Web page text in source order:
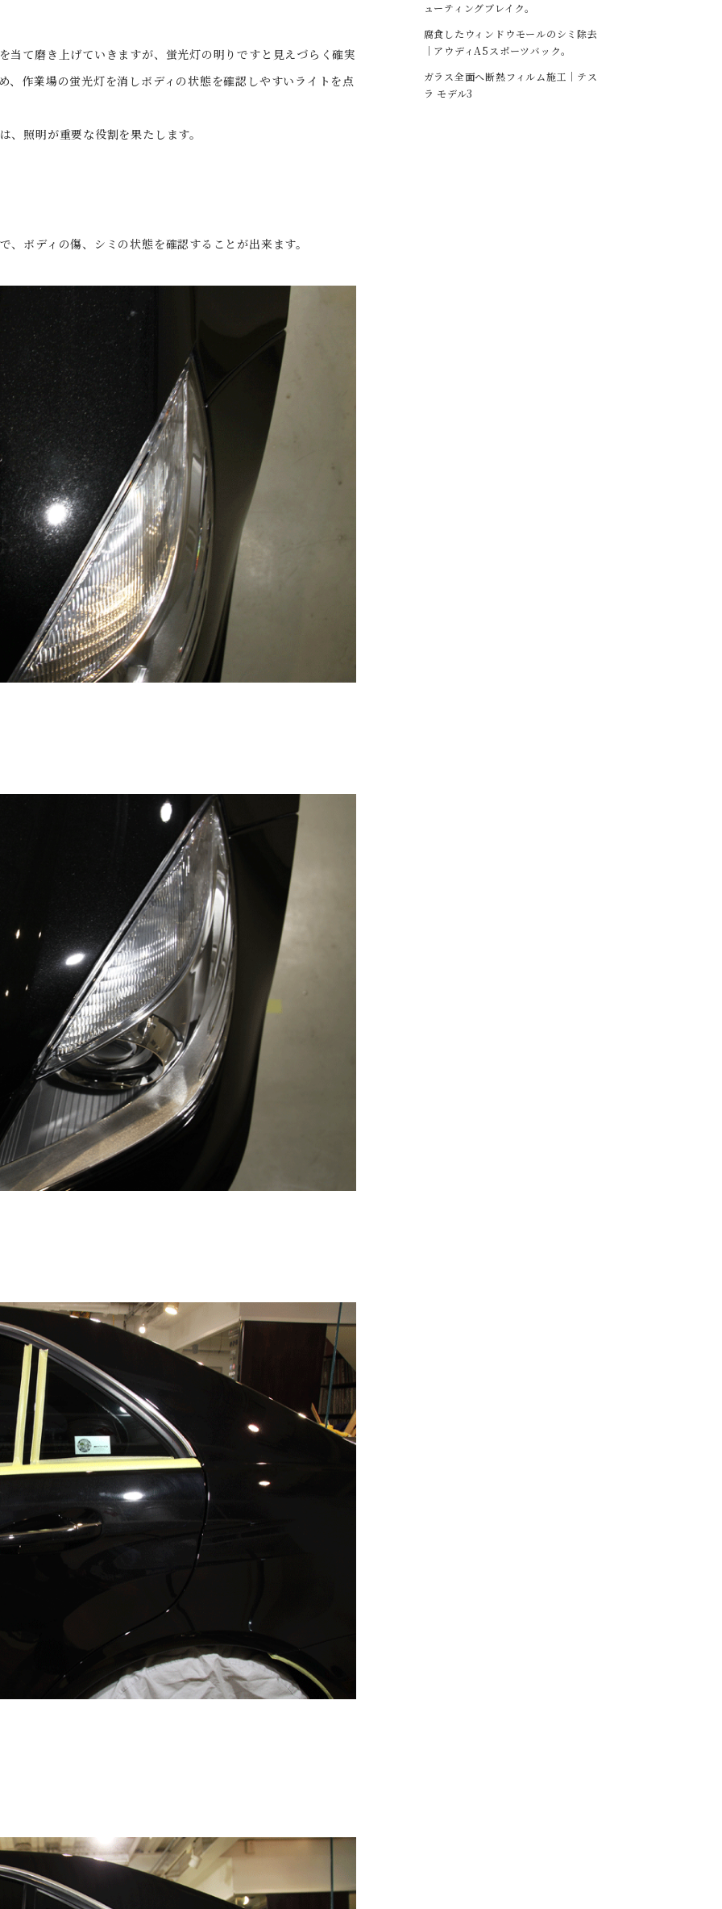
当て磨き上げていきますが、蛍光灯の明りですと見えづらく確実
、作業場の蛍光灯を消しボディの状態を確認しやすいライトを点
照明が重要な役割を果たします。
ボディの傷、シミの状態を確認することが出来ます。
ューティングブレイク。
腐食したウィンドウモールのシミ除去
｜アウディA5スポーツバック。
ガラス全面へ断熱フィルム施工｜テス
ラ モデル3